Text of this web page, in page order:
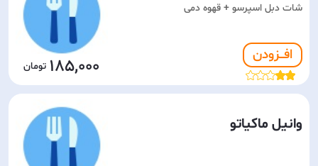
شات دبل اسپرسو + قهوه دمی
افـــزودن 185,000
وانیل ماکیاتو